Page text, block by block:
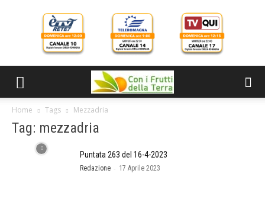
Home Tags Mezzadria
Tag: mezzadria
Puntata 263 del 16-4-2023
Redazione - 17 Aprile 2023